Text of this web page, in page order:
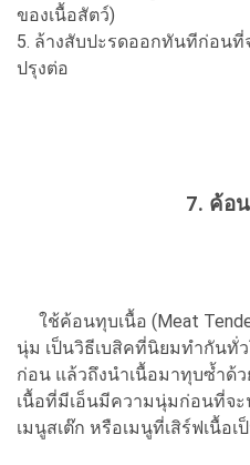
ของเนื้อสัตว์)
5. ล้างสับปะรดออกทันทีก่อนที่
ปรุงต่อ
7. ค้อ
ใช้ค้อนทุบเนื้อ (Meat
นุ่ม เป็นวิธีเบสิคที่นิยมทำกันทั่
ก่อน แล้วถึงนำเนื้อมาทุบซ้ำด้
เนื้อที่มีเอ็นมีความนุ่มก่อนที่จ
เมนูสเต๊ก หรือเมนูที่เสิร์ฟเนื้อ